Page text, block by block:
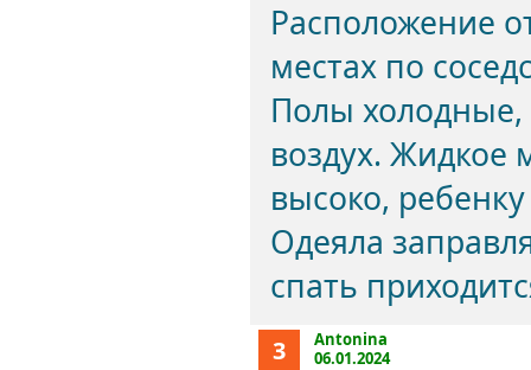
Расположение
местах по
Полы холодные,
воздух. Жидкое
высоко,
Одеяла
спать
3
Antonina
06.01.2024